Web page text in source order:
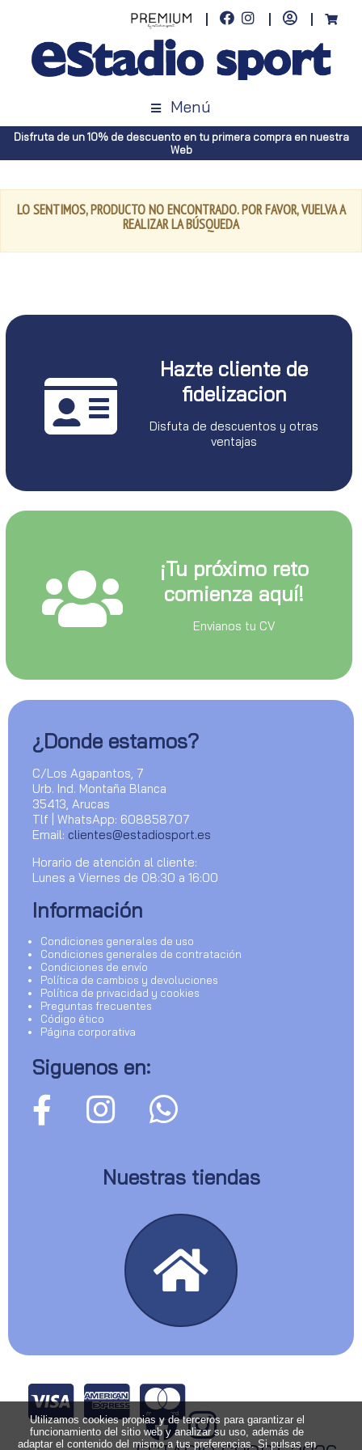
Menú
Disfruta de un 10% de descuento en tu primera compra en nuestra
Web
LO SENTIMOS, PRODUCTO NO ENCONTRADO. POR FAVOR, VUELVA A
REALIZAR LA BÚSQUEDA
Hazte cliente de
fidelizacion
Disfuta de descuentos y otras
ventajas
¡Tu próximo reto
comienza aquí!
Envianos tu CV
¿Donde estamos?
C/Los Agapantos, 7
Urb. Ind. Montaña Blanca
35413, Arucas
Tlf | WhatsApp: 608858707
Email: clientes@estadiosport.es
Horario de atención al cliente:
Lunes a Viernes de 08:30 a 16:00
Información
Condiciones generales de uso
Condiciones generales de contratación
Condiciones de envío
Política de cambios y devoluciones
Política de privacidad y cookies
Preguntas frecuentes
Código ético
Página corporativa
Siguenos en:
Nuestras tiendas
Utilizamos cookies propias y de terceros para garantizar el
funcionamiento del sitio web y analizar su uso, además de
adaptar el contenido del mismo a tus preferencias. Si pulsas en